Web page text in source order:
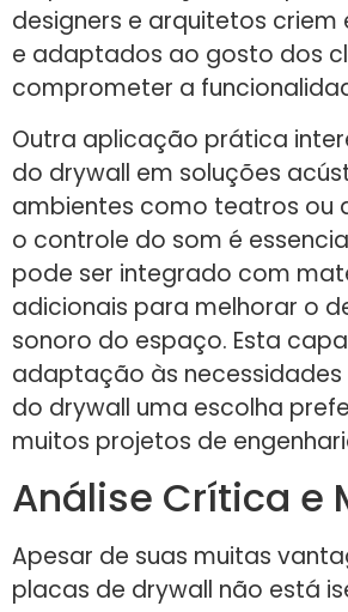
designers e arquitetos criem
e adaptados ao gosto dos
comprometer a
Outra aplicação prática
do drywall em soluções
ambientes como teatros ou
o controle do som é
pode ser integrado com
adicionais para melhorar o
sonoro do espaço. Esta
adaptação às
do drywall uma escolha
muitos projetos de
Análise Crítica e
Apesar de suas muitas
placas de drywall não está